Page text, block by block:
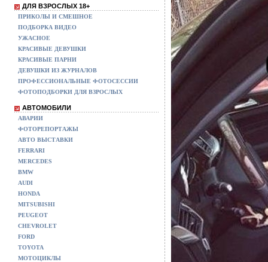
ДЛЯ ВЗРОСЛЫХ 18+
ПРИКОЛЫ И СМЕШНОЕ
ПОДБОРКА ВИДЕО
УЖАСНОЕ
КРАСИВЫЕ ДЕВУШКИ
КРАСИВЫЕ ПАРНИ
ДЕВУШКИ ИЗ ЖУРНАЛОВ
ПРОФЕССИОНАЛЬНЫЕ ФОТОСЕССИИ
ФОТОПОДБОРКИ ДЛЯ ВЗРОСЛЫХ
АВТОМОБИЛИ
АВАРИИ
ФОТОРЕПОРТАЖЫ
АВТО ВЫСТАВКИ
FERRARI
MERCEDES
BMW
AUDI
HONDA
MITSUBISHI
PEUGEOT
CHEVROLET
FORD
TOYOTA
МОТОЦИКЛЫ